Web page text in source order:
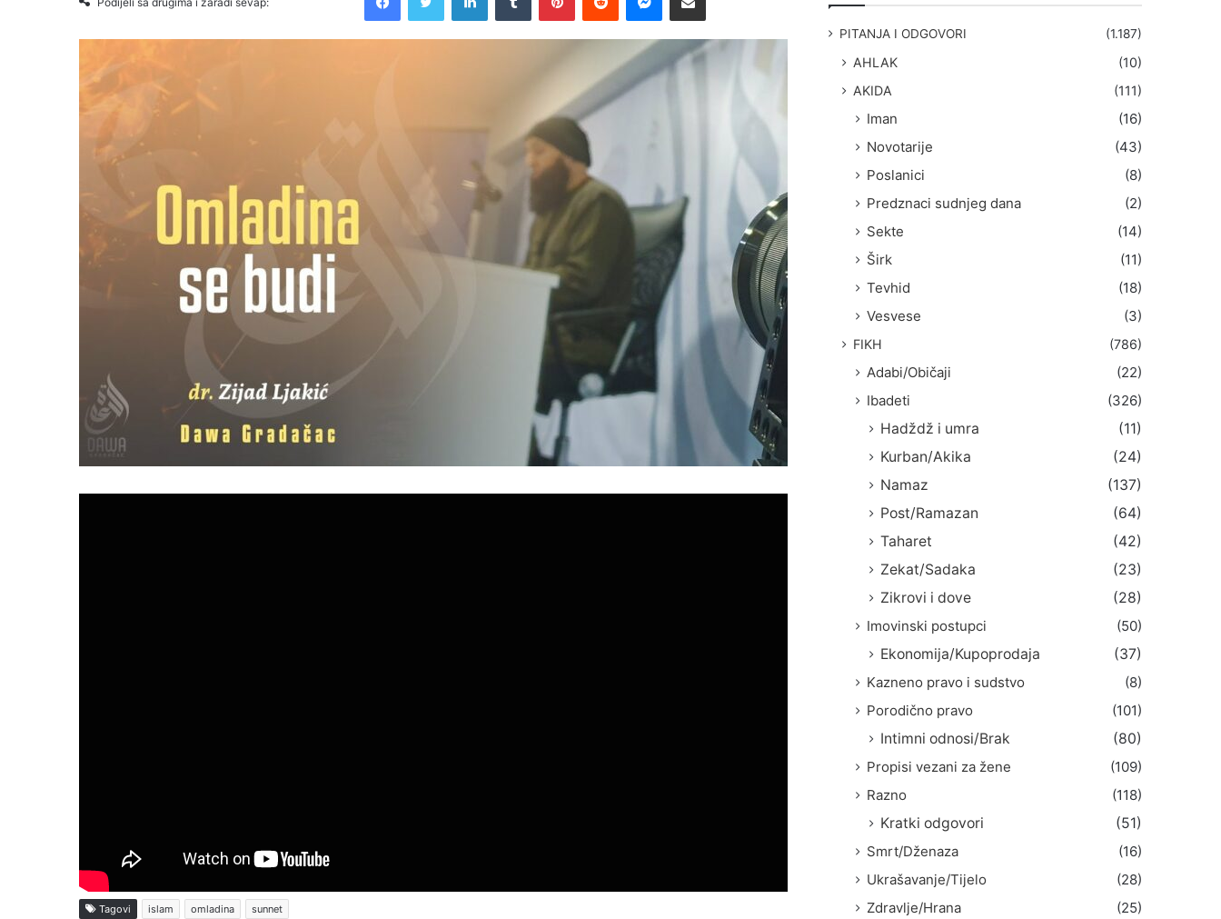
Tagovi islam omladina sunnet
PITANJA I ODGOVORI (1.187)
AHLAK
(10)
AKIDA
(111)
Iman
(16)
Novotarije
(43)
Poslanici
(8)
Predznaci sudnjeg dana
(2)
Sekte
(14)
Širk
(11)
Tevhid
(18)
Vesvese
(3)
FIKH (786)
Adabi/Običaji
(22)
Ibadeti
(326)
Hadždž i umra
(11)
Kurban/Akika
(24)
Namaz
(137)
Post/Ramazan
(64)
Taharet
(42)
Zekat/Sadaka
(23)
Zikrovi i dove
(28)
Imovinski postupci
(50)
Ekonomija/Kupoprodaja
(37)
Kazneno pravo i sudstvo
(8)
Porodično pravo
(101)
Intimni odnosi/Brak
(80)
Propisi vezani za žene
(109)
Razno
(118)
Kratki odgovori
(51)
Smrt/Dženaza
(16)
Ukrašavanje/Tijelo
(28)
Zdravlje/Hrana
(25)